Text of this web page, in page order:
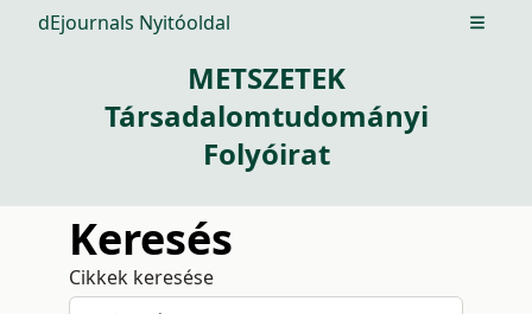
dEjournals Nyitóoldal Open
METSZETEK
Társadalomtudományi
Folyóirat
Keresés
Cikkek keresése